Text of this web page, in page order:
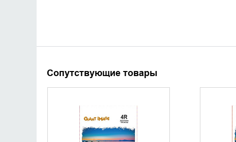
Сопутствующие товары
УТОЧНИТЬ НАЛИЧИЕ